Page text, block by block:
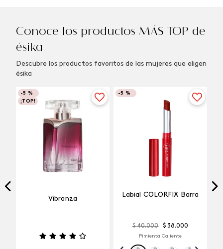
Conoce los productos MÁS TOP de
ésika
Descubre los productos favoritos de las mujeres que eligen
ésika
-5 %
¡TOP!
Vibranza
-5 %
Labial COLORFIX Barra
$ 40.000 $ 38.000
Pimienta Caliente